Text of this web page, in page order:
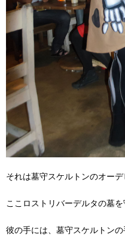
それは墓守スケルトンのオーデ
ここロストリバーデルタの墓を
彼の手には、墓守スケルトン